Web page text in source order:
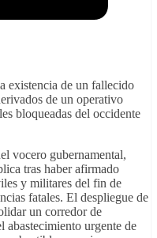
existencia de un fallecido
de un operativo
bloqueadas del occidente
vocero gubernamental,
tras haber afirmado
y militares del fin de
fatales. El despliegue de
un corredor de
abastecimiento urgente de